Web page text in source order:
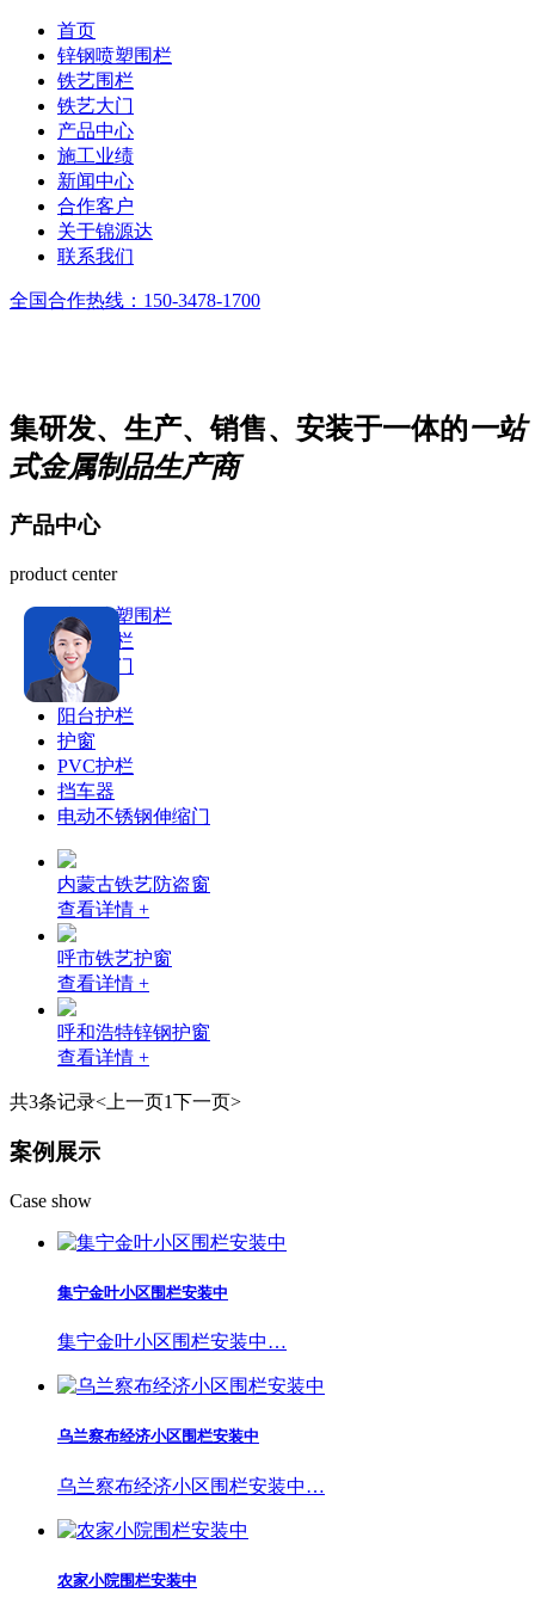
首页
锌钢喷塑围栏
铁艺围栏
铁艺大门
产品中心
施工业绩
新闻中心
合作客户
关于锦源达
联系我们
全国合作热线： 150-3478-1700
集研发、生产、销售、安装于一体的一站
式金属制品生产商
产品中心
product center
锌钢喷塑围栏
铁艺围栏
铁艺大门
推拉门
阳台护栏
护窗
PVC护栏
挡车器
电动不锈钢伸缩门
内蒙古铁艺防盗窗
查看详情 +
呼市铁艺护窗
查看详情 +
呼和浩特锌钢护窗
查看详情 +
共3条记录<上一页1下一页>
案例展示
Case show
集宁金叶小区围栏安装中
集宁金叶小区围栏安装中…
乌兰察布经济小区围栏安装中
乌兰察布经济小区围栏安装中…
农家小院围栏安装中